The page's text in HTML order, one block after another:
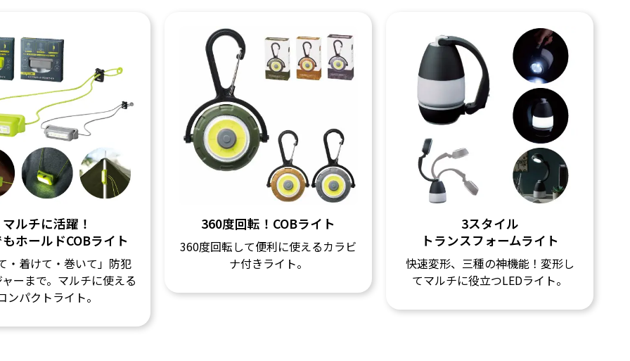
マルチに活躍！
ホールドCOBライト
・着けて・巻いて」防犯
ーまで。マルチに使える
ンパクトライト。
360度回転！COBライト
360度回転して便利に使えるカラビ
ナ付きライト。
3スタイル
トランスフォームライト
快速変形、三種の神機能！変形し
てマルチに役立つLEDライト。